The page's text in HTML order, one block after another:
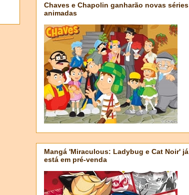
Chaves e Chapolin ganharão novas séries
animadas
Mangá 'Miraculous: Ladybug e Cat Noir' já
está em pré-venda